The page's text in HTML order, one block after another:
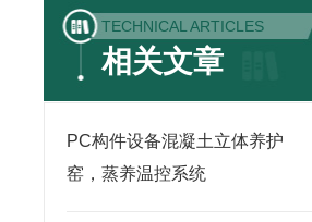
TECHNICAL ARTICLES
相关文章
PC构件设备混凝土立体养护
窑，蒸养温控系统